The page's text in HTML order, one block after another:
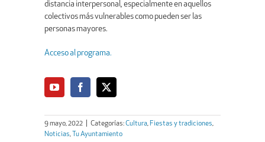
distancia interpersonal, especialmente en aquellos
colectivos más vulnerables como pueden ser las
personas mayores.
Acceso al programa.
9 mayo, 2022 Categorías:Cultura, Fiestas y tradiciones,
Noticias, Tu Ayuntamiento